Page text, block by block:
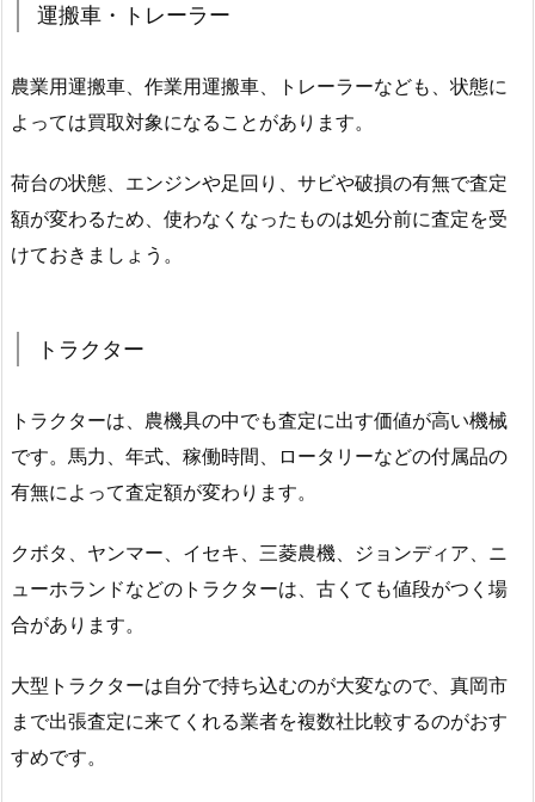
運搬車・トレーラー
農業用運搬車、作業用運搬車、トレーラーなども、状態に
よっては買取対象になることがあります。
荷台の状態、エンジンや足回り、サビや破損の有無で査定
額が変わるため、使わなくなったものは処分前に査定を受
けておきましょう。
トラクター
トラクターは、農機具の中でも査定に出す価値が高い機械
です。馬力、年式、稼働時間、ロータリーなどの付属品の
有無によって査定額が変わります。
クボタ、ヤンマー、イセキ、三菱農機、ジョンディア、ニ
ューホランドなどのトラクターは、古くても値段がつく場
合があります。
大型トラクターは自分で持ち込むのが大変なので、真岡市
まで出張査定に来てくれる業者を複数社比較するのがおす
すめです。